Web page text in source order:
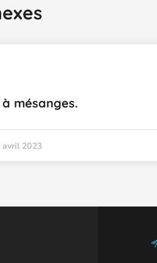
mésanges.
avril 2023